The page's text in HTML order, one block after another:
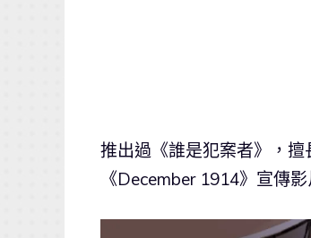
推出過《誰是犯案者》，
《December 1914》宣傳